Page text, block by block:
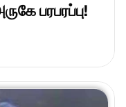
பரபரப்பு!